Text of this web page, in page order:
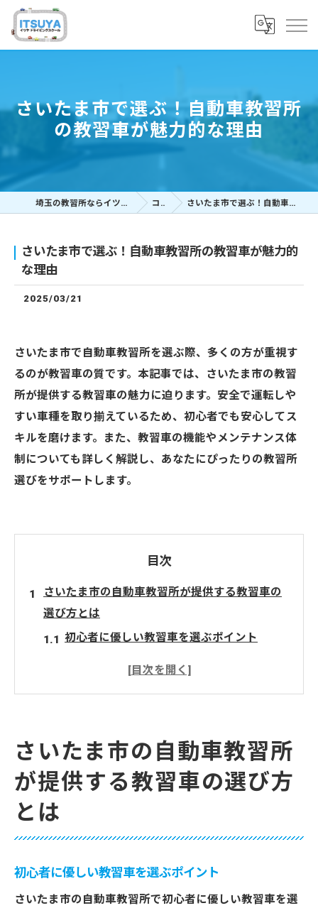
さいたま市で選ぶ！自動車教習所
の教習車が魅力的な理由
埼玉の教習所ならイツヤドライビングスクール コラム さいたま市で選ぶ！自動車教習所の教習車が魅力的な理由
さいたま市で選ぶ！自動車教習所の教習車が魅力的
な理由
2025/03/21
さいたま市で自動車教習所を選ぶ際、多くの方が重視す
るのが教習車の質です。本記事では、さいたま市の教習
所が提供する教習車の魅力に迫ります。安全で運転しや
すい車種を取り揃えているため、初心者でも安心してス
キルを磨けます。また、教習車の機能やメンテナンス体
制についても詳しく解説し、あなたにぴったりの教習所
選びをサポートします。
目次
さいたま市の自動車教習所が提供する教習車の
選び方とは
初心者に優しい教習車を選ぶポイント
安全性を重視した教習車の特徴
信頼できるメンテナンス体制の重要性
自動車教習所で初心者に優しい教習車の特徴を
解説
自動車教習所でのカスタマイズ機能の活用
初心者向けの操作簡単な教習車
さいたま市の自動車教習所
が提供する教習車の選び方
とは
初心者に優しい教習車を選ぶポイント
さいたま市の自動車教習所で初心者に優しい教習車を選